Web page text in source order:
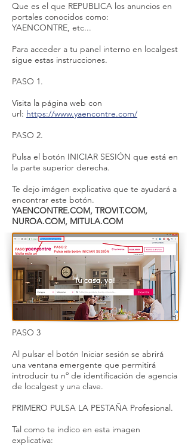
Que es el que REPUBLICA los anuncios en
portales conocidos como:
YAENCONTRE, etc...
Para acceder a tu panel interno en localgest
sigue estas instrucciones.
PASO 1.
Visita la página web con
url: https://www.yaencontre.com/
PASO 2.
Pulsa el botón INICIAR SESIÓN que está en
la parte superior derecha.
Te dejo imágen explicativa que te ayudará a
encontrar este botón.
YAENCONTRE.COM, TROVIT.COM,
NUROA.COM, MITULA.COM
PASO 3
Al pulsar el botón Iniciar sesión se abrirá
una ventana emergente que permitirá
introducir tu nº de identificación de agencia
de localgest y una clave.
PRIMERO PULSA LA PESTAÑA Profesional.
Tal como te indico en esta imagen
explicativa: